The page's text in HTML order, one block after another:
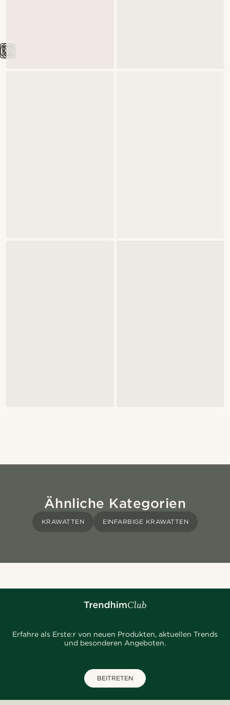
Ähnliche Kategorien
KRAWATTEN EINFARBIGE KRAWATTEN
Erfahre als Erste:r von neuen Produkten, aktuellen Trends
und besonderen Angeboten.
BEITRETEN